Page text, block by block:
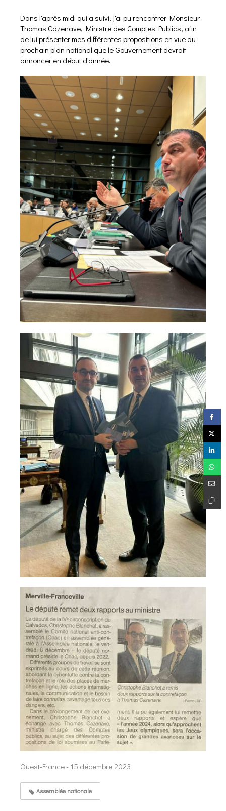
Dans l'après midi qui a suivi, j'ai pu rencontrer Monsieur
Thomas Cazenave, Ministre des Comptes Publics, afin
de lui présenter mes différentes propositions en vue du
prochain plan national que le Gouvernement devrait
annoncer en début d'année.
Ouest-France - 15 décembre 2023
Assemblée nationale